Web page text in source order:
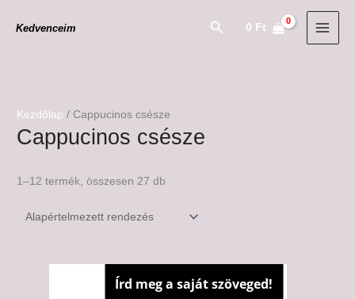
Kedvenceim Search
0 Ft
Kezdőlap / Cappucinos csésze
Cappucinos csésze
1–12 termék, összesen 27 db
Írd meg a saját szöveged!